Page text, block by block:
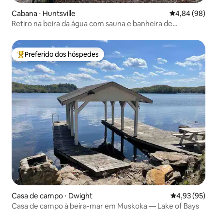
Cabana ⋅ Huntsville 4,84 de uma
4,84 (98)
Retiro na beira da água com sauna e banheira de
Entre os melhores preferidos dos hóspedes
Preferido dos hóspedes
Casa de campo ⋅ Dwight 4,93 de uma
4,93 (95)
Casa de campo à beira-mar em Muskoka — Lake of Bays